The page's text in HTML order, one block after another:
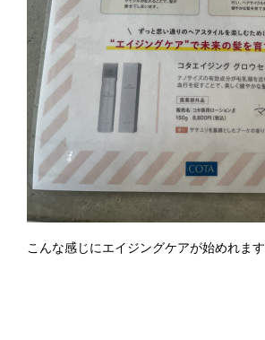
こんな感じにエイジングケアが始めれます